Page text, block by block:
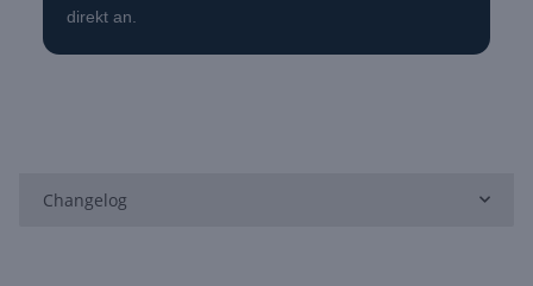
direkt an.
Changelog